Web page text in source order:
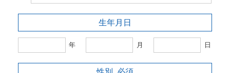
生年月日
年 月 日